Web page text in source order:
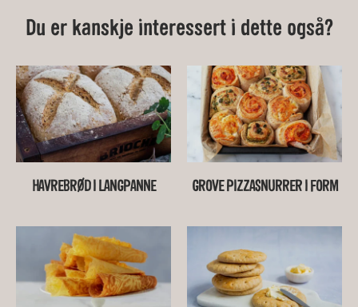
Du er kanskje interessert i dette også?
HAVREBRØD I LANGPANNE GROVE PIZZASNURRER I FORM